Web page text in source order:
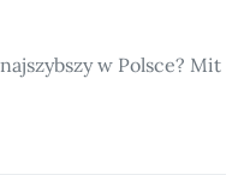
w Polsce? Mit